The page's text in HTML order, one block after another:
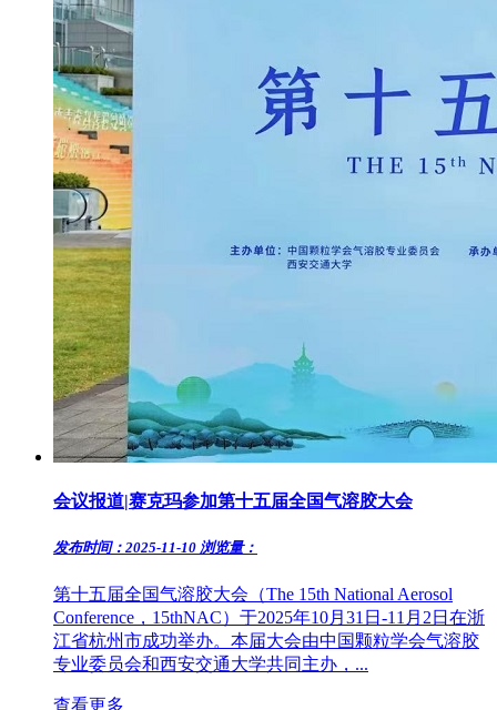
会议报道|赛克玛参加第十五届全国气溶胶大会
发布时间：2025-11-10 浏览量：
第十五届全国气溶胶大会（The 15th National Aerosol
Conference，15thNAC）于2025年10月31日-11月2日在浙
江省杭州市成功举办。本届大会由中国颗粒学会气溶胶
专业委员会和西安交通大学共同主办，...
查看更多